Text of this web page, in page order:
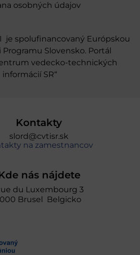
osobných údajov
je spolufinancovaný Európskou
Slovensko. Portál
vedecko-technických
informácií SR“
Kontakty
slord@cvtisr.sk
na zamestnancov
nás nájdete
du Luxembourg 3
Brusel Belgicko